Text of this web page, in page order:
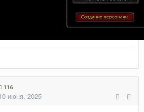
116
июня, 2025